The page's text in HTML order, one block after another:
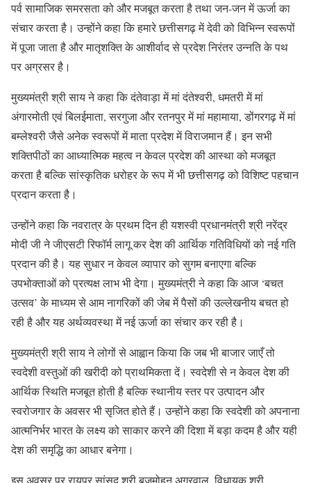
पर्व सामाजिक समरसता को और मजबूत करता है तथा जन-जन में ऊर्जा का
संचार करता है। उन्होंने कहा कि हमारे छत्तीसगढ़ में देवी को विभिन्न स्वरूपों
में पूजा जाता है और मातृशक्ति के आशीर्वाद से प्रदेश निरंतर उन्नति के पथ
पर अग्रसर है।
मुख्यमंत्री श्री साय ने कहा कि दंतेवाड़ा में मां दंतेश्वरी, धमतरी में मां
अंगारमोती एवं बिलईमाता, सरगुजा और रतनपुर में मां महामाया, डोंगरगढ़ में मां
बम्लेश्वरी जैसे अनेक स्वरूपों में माता प्रदेश में विराजमान हैं। इन सभी
शक्तिपीठों का आध्यात्मिक महत्व न केवल प्रदेश की आस्था को मजबूत
करता है बल्कि सांस्कृतिक धरोहर के रूप में भी छत्तीसगढ़ को विशिष्ट पहचान
प्रदान करता है।
उन्होंने कहा कि नवरात्र के प्रथम दिन ही यशस्वी प्रधानमंत्री श्री नरेंद्र
मोदी जी ने जीएसटी रिफॉर्म लागू कर देश की आर्थिक गतिविधियों को नई गति
प्रदान की है। यह सुधार न केवल व्यापार को सुगम बनाएगा बल्कि
उपभोक्ताओं को प्रत्यक्ष लाभ भी देगा। मुख्यमंत्री ने कहा कि आज ‘बचत
उत्सव’ के माध्यम से आम नागरिकों की जेब में पैसों की उल्लेखनीय बचत हो
रही है और यह अर्थव्यवस्था में नई ऊर्जा का संचार कर रही है।
मुख्यमंत्री श्री साय ने लोगों से आह्वान किया कि जब भी बाजार जाएँ तो
स्वदेशी वस्तुओं की खरीदी को प्राथमिकता दें। स्वदेशी से न केवल देश की
आर्थिक स्थिति मजबूत होती है बल्कि स्थानीय स्तर पर उत्पादन और
स्वरोजगार के अवसर भी सृजित होते हैं। उन्होंने कहा कि स्वदेशी को अपनाना
आत्मनिर्भर भारत के लक्ष्य को साकार करने की दिशा में बड़ा कदम है और यही
देश की समृद्धि का आधार बनेगा।